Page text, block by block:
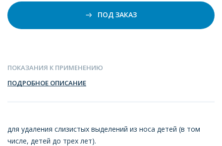
ПОД ЗАКАЗ
ПОКАЗАНИЯ К ПРИМЕНЕНИЮ
ПОДРОБНОЕ ОПИСАНИЕ
для удаления слизистых выделений из носа детей (в том
числе, детей до трех лет).